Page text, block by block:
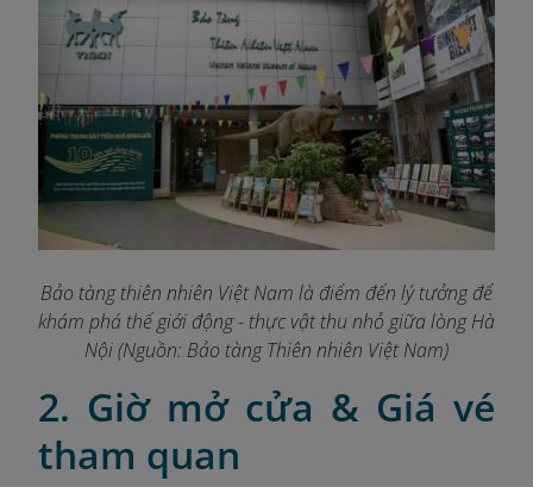
Bảo tàng thiên nhiên Việt Nam là điểm đến lý tưởng để
khám phá thế giới động - thực vật thu nhỏ giữa lòng Hà
Nội (Nguồn: Bảo tàng Thiên nhiên Việt Nam)
2. Giờ mở cửa & Giá vé
tham quan